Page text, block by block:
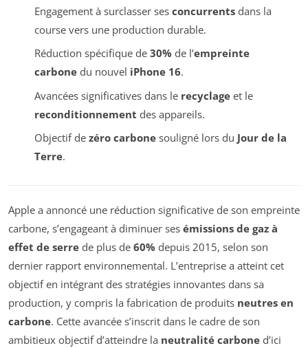
Engagement à surclasser ses concurrentsdans la
course vers une production durable.
Réduction spécifique de 30% de l’empreinte
carbonedu nouvel iPhone 16.
Avancées significatives dans le recyclageet le
reconditionnement des appareils.
Objectif de zéro carbonesouligné lors du Jour de la
Terre.
Apple a annoncé une réduction significative de son empreinte
carbone, s’engageant à diminuer ses émissions de gaz à
effet de serre de plus de 60% depuis 2015, selon son
dernier rapport environnemental. L’entreprise a atteint cet
objectif en intégrant des stratégies innovantes dans sa
production, y compris la fabrication de produits neutres en
carbone. Cette avancée s’inscrit dans le cadre de son
ambitieux objectif d’atteindre la neutralité carbone d’ici